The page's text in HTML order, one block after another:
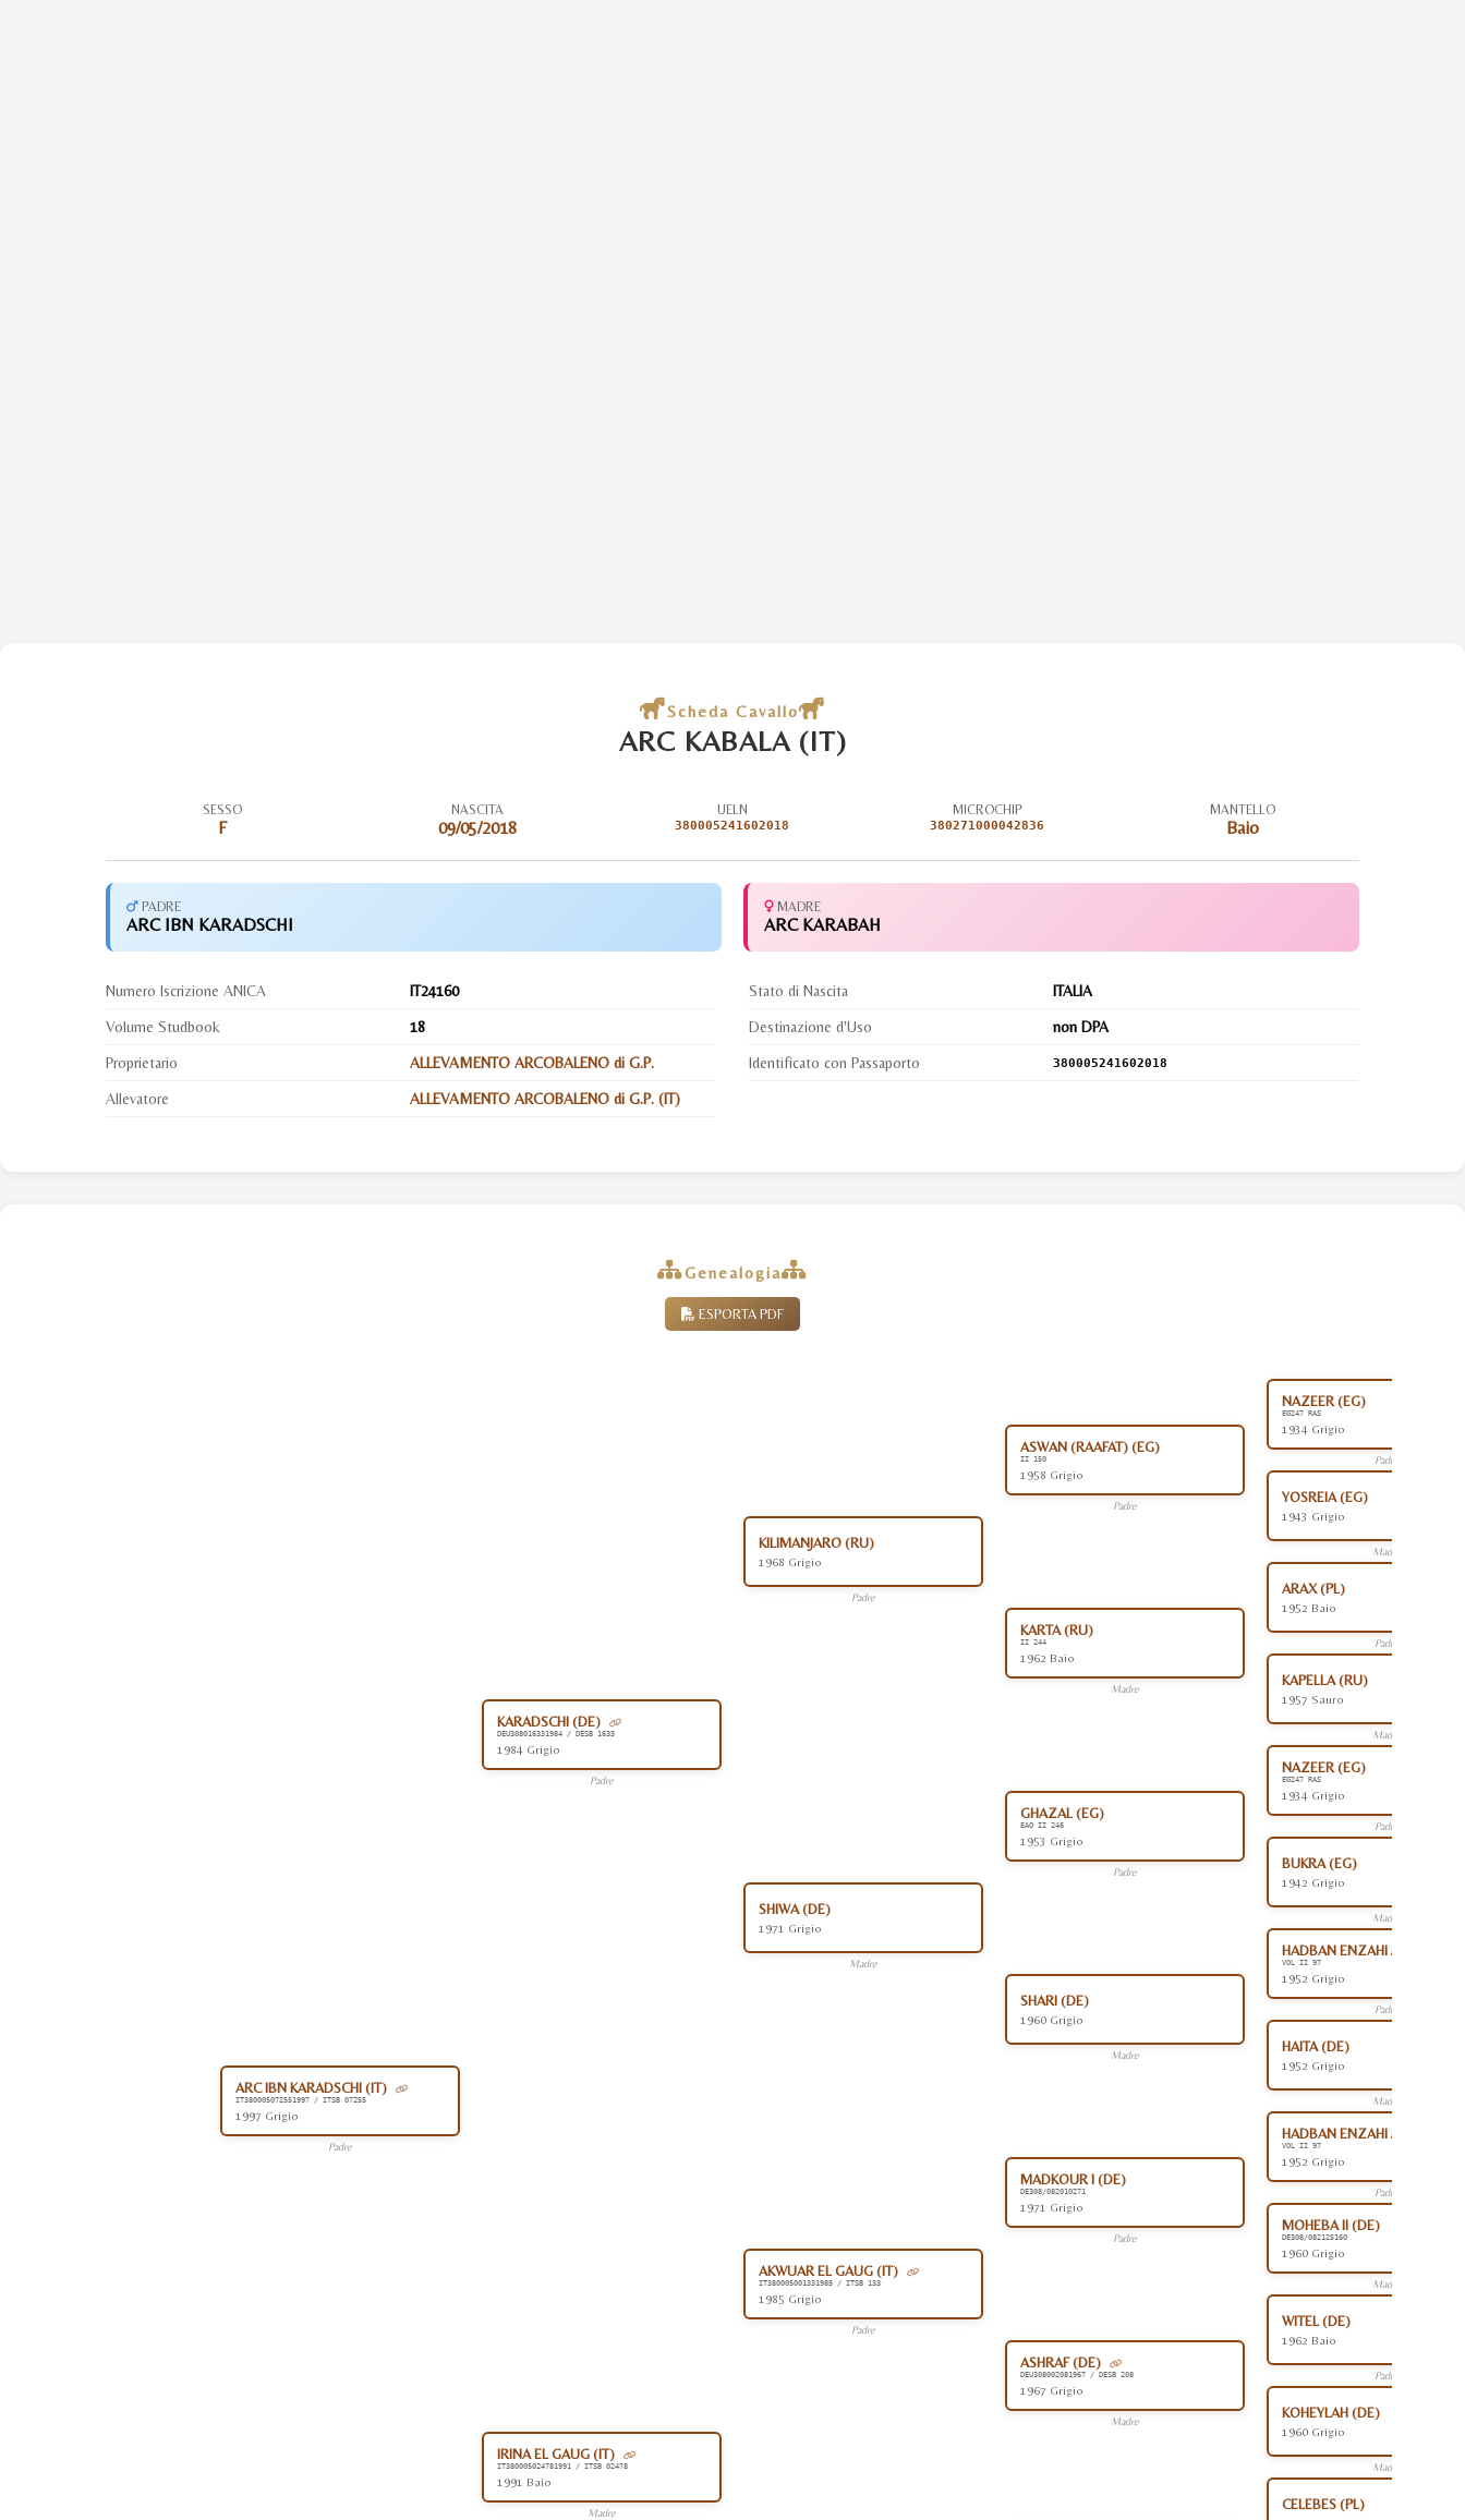
Scheda Cavallo
ARC KABALA (IT)
SESSO
F
NASCITA
09/05/2018
UELN
380005241602018
MICROCHIP
380271000042836
MANTELLO
Baio
PADRE
ARC IBN KARADSCHI
MADRE
ARC KARABAH
Numero Iscrizione ANICA IT24160
Volume Studbook 18
Proprietario ALLEVAMENTO ARCOBALENO di G.P.
Allevatore ALLEVAMENTO ARCOBALENO di G.P. (IT)
Stato di Nascita ITALIA
Destinazione d'Uso non DPA
Identificato con Passaporto 380005241602018
Genealogia
ESPORTA PDF
ARC IBN KARADSCHI (IT)
IT380005072551997 / ITSB 07255
1997 Grigio
Padre
KARADSCHI (DE)
DEU308016331984 / DESB 1633
1984 Grigio
Padre
KILIMANJARO (RU)
1968 Grigio
Padre
ASWAN (RAAFAT) (EG)
II 150
1958 Grigio
Padre
NAZEER (EG)
EG247 RAS
1934 Grigio
Padre
YOSREIA (EG)
1943 Grigio
Madre
KARTA (RU)
II 244
1962 Baio
Madre
ARAX (PL)
1952 Baio
Padre
KAPELLA (RU)
1957 Sauro
Madre
SHIWA (DE)
1971 Grigio
Madre
GHAZAL (EG)
EAO II 246
1953 Grigio
Padre
NAZEER (EG)
EG247 RAS
1934 Grigio
Padre
BUKRA (EG)
1942 Grigio
Madre
SHARI (DE)
1960 Grigio
Madre
HADBAN ENZAHI /KAMEL
VOL II 97
1952 Grigio
Padre
HAITA (DE)
1952 Grigio
Madre
IRINA EL GAUG (IT)
IT380005024781991 / ITSB 02478
1991 Baio
Madre
AKWUAR EL GAUG (IT)
IT380005001331985 / ITSB 133
1985 Grigio
Padre
MADKOUR I (DE)
DE308/082010271
1971 Grigio
Padre
HADBAN ENZAHI /KAMEL
VOL II 97
1952 Grigio
Padre
MOHEBA II (DE)
DE308/082125160
1960 Grigio
Madre
ASHRAF (DE)
DEU308002081967 / DESB 208
1967 Grigio
Madre
WITEL (DE)
1962 Baio
Padre
KOHEYLAH (DE)
1960 Grigio
Madre
CELEBES (PL)